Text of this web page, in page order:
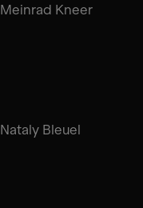
Meinrad Kneer
Nataly Bleuel